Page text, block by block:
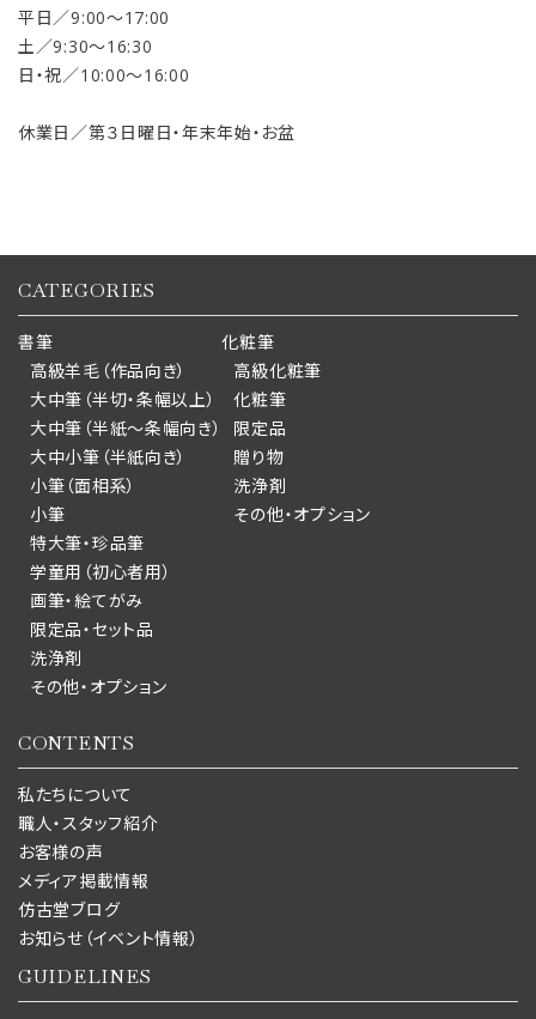
平日／9:00〜17:00
土／9:30〜16:30
日・祝／10:00〜16:00
休業日／第３日曜日・年末年始・お盆
CATEGORIES
書筆
高級羊毛（作品向き）
大中筆（半切・条幅以上）
大中筆（半紙～条幅向き）
大中小筆（半紙向き）
小筆（面相系）
小筆
特大筆・珍品筆
学童用（初心者用）
画筆・絵てがみ
限定品・セット品
洗浄剤
その他・オプション
化粧筆
高級化粧筆
化粧筆
限定品
贈り物
洗浄剤
その他・オプション
CONTENTS
私たちについて
職人・スタッフ紹介
お客様の声
メディア掲載情報
仿古堂ブログ
お知らせ（イベント情報）
GUIDELINES